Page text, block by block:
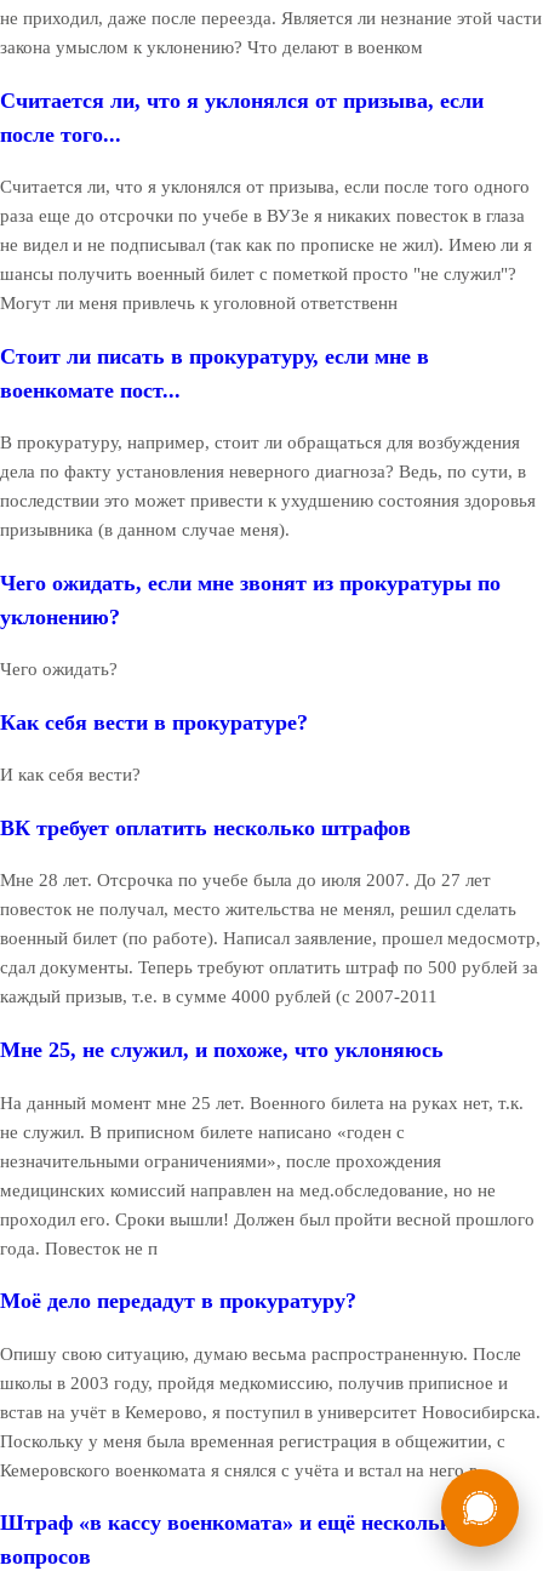
не приходил, даже после переезда. Является ли незнание этой части
закона умыслом к уклонению? Что делают в военком
Считается ли, что я уклонялся от призыва, если
после того...
Считается ли, что я уклонялся от призыва, если после того одного
раза еще до отсрочки по учебе в ВУЗе я никаких повесток в глаза
не видел и не подписывал (так как по прописке не жил). Имею ли я
шансы получить военный билет с пометкой просто "не служил"?
Могут ли меня привлечь к уголовной ответственн
Стоит ли писать в прокуратуру, если мне в
военкомате пост...
В прокуратуру, например, стоит ли обращаться для возбуждения
дела по факту установления неверного диагноза? Ведь, по сути, в
последствии это может привести к ухудшению состояния здоровья
призывника (в данном случае меня).
Чего ожидать, если мне звонят из прокуратуры по
уклонению?
Чего ожидать?
Как себя вести в прокуратуре?
И как себя вести?
ВК требует оплатить несколько штрафов
Мне 28 лет. Отсрочка по учебе была до июля 2007. До 27 лет
повесток не получал, место жительства не менял, решил сделать
военный билет (по работе). Написал заявление, прошел медосмотр,
сдал документы. Теперь требуют оплатить штраф по 500 рублей за
каждый призыв, т.е. в сумме 4000 рублей (с 2007-2011
Мне 25, не служил, и похоже, что уклоняюсь
На данный момент мне 25 лет. Военного билета на руках нет, т.к.
не служил. В приписном билете написано «годен с
незначительными ограничениями», после прохождения
медицинских комиссий направлен на мед.обследование, но не
проходил его. Сроки вышли! Должен был пройти весной прошлого
года. Повесток не п
Моё дело передадут в прокуратуру?
Опишу свою ситуацию, думаю весьма распространенную. После
школы в 2003 году, пройдя медкомиссию, получив приписное и
встав на учёт в Кемерово, я поступил в университет Новосибирска.
Поскольку у меня была временная регистрация в общежитии, с
Кемеровского военкомата я снялся с учёта и встал на него в
Штраф «в кассу военкомата» и ещё несколько
вопросов
Мы в России
Бесплатная
8 (800) 775-35-89